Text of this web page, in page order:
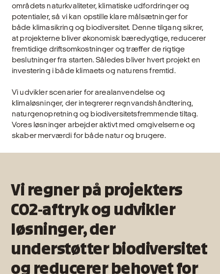
områdets naturkvaliteter, klimatiske udfordringer og
potentialer, så vi kan opstille klare målsætninger for
både klimasikring og biodiversitet. Denne tilgang sikrer,
at projekterne bliver økonomisk bæredygtige, reducerer
fremtidige driftsomkostninger og træffer de rigtige
beslutninger fra starten. Således bliver hvert projekt en
investering i både klimaets og naturens fremtid.
Vi udvikler scenarier for arealanvendelse og
klimaløsninger, der integrerer regnvandshåndtering,
naturgenopretning og biodiversitetsfremmende tiltag.
Vores løsninger arbejder aktivt med omgivelserne og
skaber merværdi for både natur og brugere.
Vi regner på projekters
CO2-aftryk og udvikler
løsninger, der
understøtter biodiversitet
og reducerer behovet for